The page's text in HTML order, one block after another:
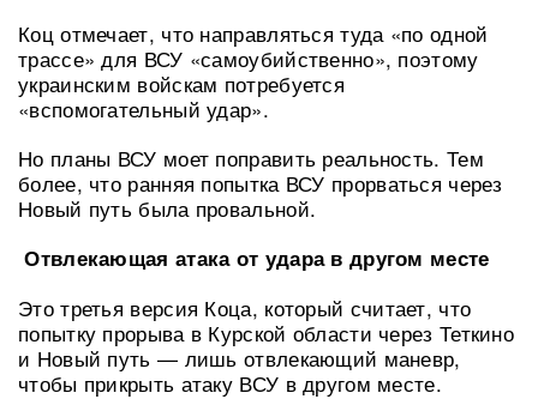
Коц отмечает, что направляться туда «по одной
трассе» для ВСУ «самоубийственно», поэтому
украинским войскам потребуется
«вспомогательный удар».
Но планы ВСУ моет поправить реальность. Тем
более, что ранняя попытка ВСУ прорваться через
Новый путь была провальной.
Отвлекающая атака от удара в другом месте
Это третья версия Коца, который считает, что
попытку прорыва в Курской области через Теткино
и Новый путь — лишь отвлекающий маневр,
чтобы прикрыть атаку ВСУ в другом месте.